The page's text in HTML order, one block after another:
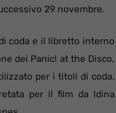
29 novembre.
coda e il libretto interno
dei Panic! at the Disco,
per i titoli di coda.
per il film da Idina